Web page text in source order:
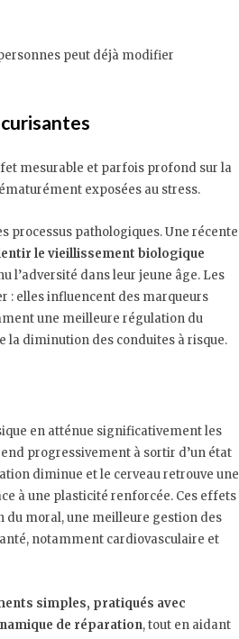
peut déjà modifier
mesurable et parfois profond sur la
exposées au stress.
pathologiques. Une récente
le vieillissement biologique
l’adversité dans leur jeune âge. Les
: elles influencent des marqueurs
une meilleure régulation du
la diminution des conduites à risque.
en atténue significativement les
progressivement à sortir d’un état
diminue et le cerveau retrouve une
à une plasticité renforcée. Ces effets
moral, une meilleure gestion des
notamment cardiovasculaire et
simples, pratiqués avec
de réparation, tout en aidant